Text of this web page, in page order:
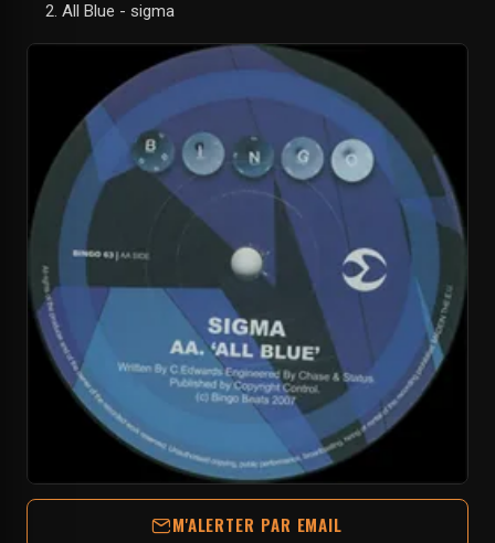
All Blue - sigma
M'ALERTER PAR EMAIL